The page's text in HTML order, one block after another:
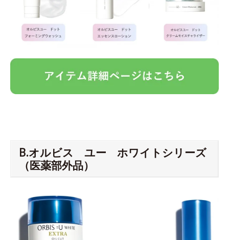
B.オルビス ユー ホワイトシリーズ
（医薬部外品）